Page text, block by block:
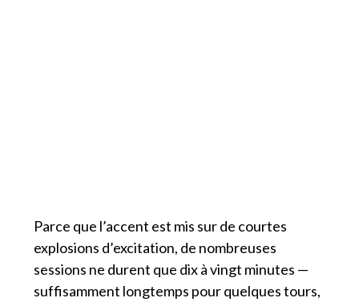
Parce que l’accent est mis sur de courtes
explosions d’excitation, de nombreuses
sessions ne durent que dix à vingt minutes —
suffisamment longtemps pour quelques tours,